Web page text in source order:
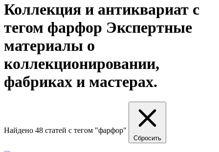
Коллекция и антиквариат с
тегом фарфор Экспертные
материалы о
коллекционировании,
фабриках и мастерах.
Найдено 48 статей с тегом "фарфор"
Сбросить